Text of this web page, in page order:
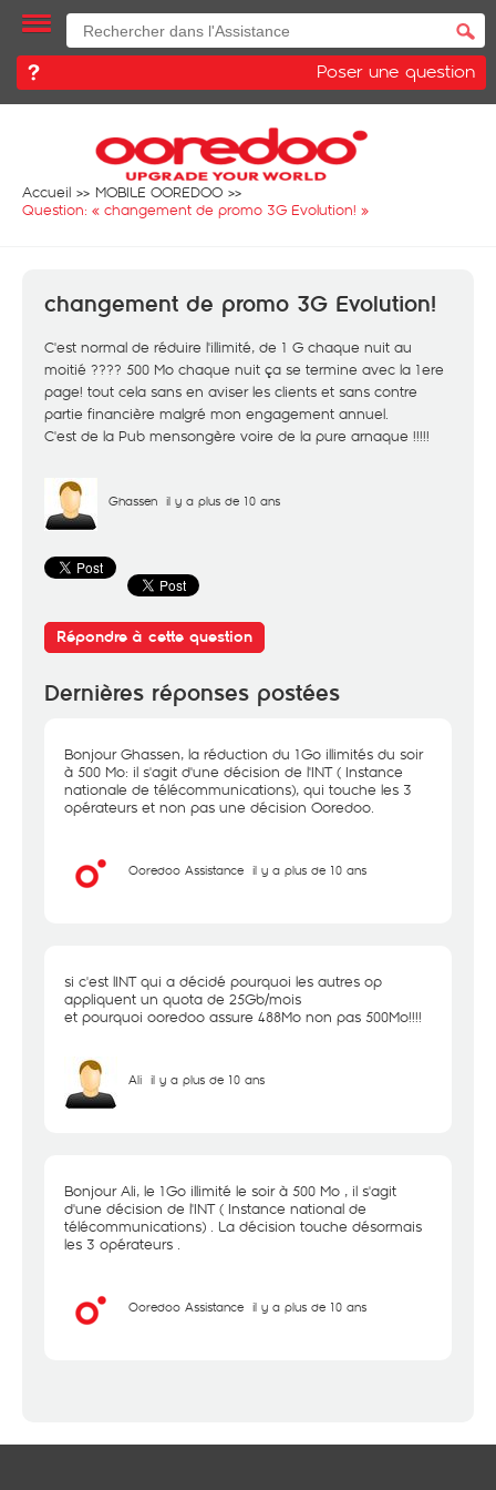
Poser une question
Accueil
MOBILE OOREDOO
Question: « changement de promo 3G Evolution! »
changement de promo 3G Evolution!
C'est normal de réduire l'illimité, de 1 G chaque nuit au
moitié ???? 500 Mo chaque nuit ça se termine avec la 1ere
page! tout cela sans en aviser les clients et sans contre
partie financière malgré mon engagement annuel.
C'est de la Pub mensongère voire de la pure arnaque !!!!!
Ghassen il y a plus de 10 ans
Répondre à cette question
Dernières réponses postées
Bonjour Ghassen, la réduction du 1Go illimités du soir
à 500 Mo: il s'agit d'une décision de l'INT ( Instance
nationale de télécommunications), qui touche les 3
opérateurs et non pas une décision Ooredoo.
Ooredoo Assistance il y a plus de 10 ans
si c'est lINT qui a décidé pourquoi les autres op
appliquent un quota de 25Gb/mois
et pourquoi ooredoo assure 488Mo non pas 500Mo!!!!
Ali il y a plus de 10 ans
Bonjour Ali, le 1Go illimité le soir à 500 Mo , il s'agit
d'une décision de l'INT ( Instance national de
télécommunications) . La décision touche désormais
les 3 opérateurs .
Ooredoo Assistance il y a plus de 10 ans